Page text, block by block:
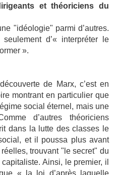
et théoriciens du
"idéologie" parmi d’autres.
d’« interpréter le
».
de Marx, c’est en
montrant en particulier que
social éternel, mais une
d’autres théoriciens
dans la lutte des classes le
et il poussa plus avant
trouvant "le secret" du
Ainsi, le premier, il